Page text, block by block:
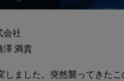
会社
満貴
しました。突然襲ってきた